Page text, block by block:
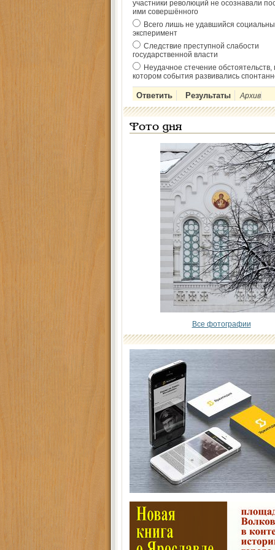
участники революций не осознавали
ими совершённого
Всего лишь не удавшийся
эксперимент
Следствие преступной слабости
государственной власти
Неудачное стечение обстоятельств,
котором события развивались
Архив
Фото дня
Все фотографии